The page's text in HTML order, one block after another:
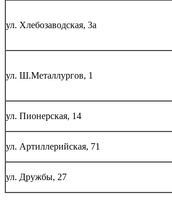
ул. Хлебозаводская, 3а
ул. Ш.Металлургов, 1
ул. Пионерская, 14
ул. Артиллерийская, 71
ул. Дружбы, 27